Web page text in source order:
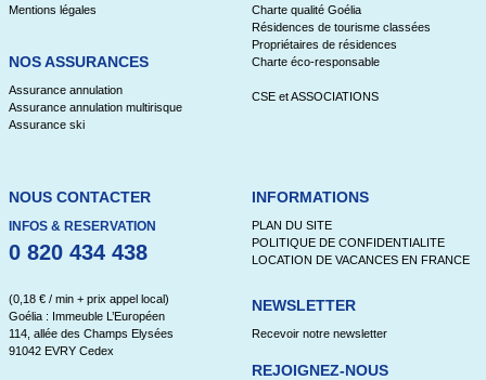
Mentions légales
NOS ASSURANCES
Assurance annulation
Assurance annulation multirisque
Assurance ski
Charte qualité Goélia
Résidences de tourisme classées
Propriétaires de résidences
Charte éco-responsable
CSE et ASSOCIATIONS
NOUS CONTACTER
INFOS & RESERVATION
0 820 434 438
(0,18 € / min + prix appel local)
Goélia : Immeuble L’Européen
114, allée des Champs Elysées
91042 EVRY Cedex
INFORMATIONS
PLAN DU SITE
POLITIQUE DE CONFIDENTIALITE
LOCATION DE VACANCES EN FRANCE
NEWSLETTER
Recevoir notre newsletter
REJOIGNEZ-NOUS